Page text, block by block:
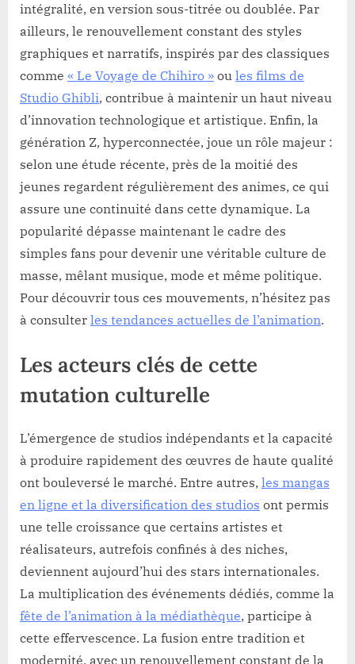
intégralité, en version sous-titrée ou doublée. Par
ailleurs, le renouvellement constant des styles
graphiques et narratifs, inspirés par des classiques
comme « Le Voyage de Chihiro » ou les films de
Studio Ghibli, contribue à maintenir un haut niveau
d’innovation technologique et artistique. Enfin, la
génération Z, hyperconnectée, joue un rôle majeur :
selon une étude récente, près de la moitié des
jeunes regardent régulièrement des animes, ce qui
assure une continuité dans cette dynamique. La
popularité dépasse maintenant le cadre des
simples fans pour devenir une véritable culture de
masse, mêlant musique, mode et même politique.
Pour découvrir tous ces mouvements, n’hésitez pas
à consulter les tendances actuelles de l’animation.
Les acteurs clés de cette
mutation culturelle
L’émergence de studios indépendants et la capacité
à produire rapidement des œuvres de haute qualité
ont bouleversé le marché. Entre autres, les mangas
en ligne et la diversification des studios ont permis
une telle croissance que certains artistes et
réalisateurs, autrefois confinés à des niches,
deviennent aujourd’hui des stars internationales.
La multiplication des événements dédiés, comme la
fête de l’animation à la médiathèque, participe à
cette effervescence. La fusion entre tradition et
modernité, avec un renouvellement constant de la